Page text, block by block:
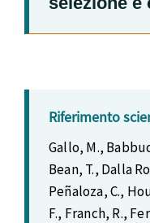
Riferimento
Gallo, M.,
Bean, T., Dalla
Peñaloza, C.,
F., Franch, R.,